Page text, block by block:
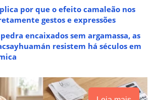
por que o efeito camaleão nos
gestos e expressões
encaixados sem argamassa, as
resistem há séculos em